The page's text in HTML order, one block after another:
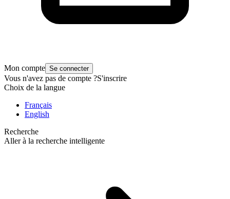
Mon compte Se connecter
Vous n'avez pas de compte ?S'inscrire
Choix de la langue
Français
English
Recherche
Aller à la recherche intelligente